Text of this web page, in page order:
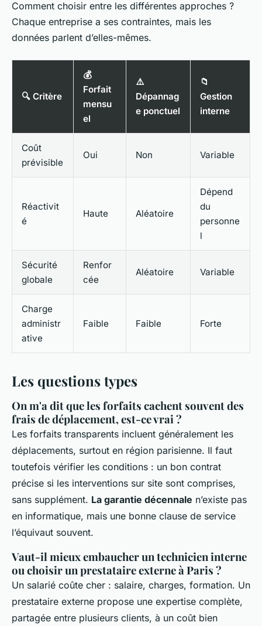
Comment choisir entre les différentes approches ?
Chaque entreprise a ses contraintes, mais les
données parlent d’elles-mêmes.
🔍 Critère
💰
Forfait
mensu
el
⚠️
Dépannag
e ponctuel
📁
Gestion
interne
Coût
prévisible
Oui Non Variable
Réactivit
é
Haute Aléatoire
Dépend
du
personne
l
Sécurité
globale
Renfor
cée
Aléatoire Variable
Charge
administr
ative
Faible Faible Forte
Les questions types
On m'a dit que les forfaits cachent souvent des
frais de déplacement, est-ce vrai ?
Les forfaits transparents incluent généralement les
déplacements, surtout en région parisienne. Il faut
toutefois vérifier les conditions : un bon contrat
précise si les interventions sur site sont comprises,
sans supplément. La garantie décennale n’existe pas
en informatique, mais une bonne clause de service
l’équivaut souvent.
Vaut-il mieux embaucher un technicien interne
ou choisir un prestataire externe à Paris ?
Un salarié coûte cher : salaire, charges, formation. Un
prestataire externe propose une expertise complète,
partagée entre plusieurs clients, à un coût bien